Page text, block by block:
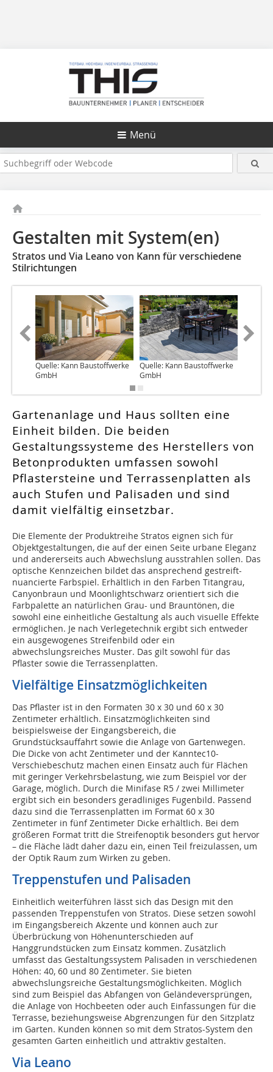
Menü
Gestalten mit System(en)
Stratos und Via Leano von Kann für verschiedene
Stilrichtungen
Quelle: Kann Baustoffwerke
GmbH
Quelle: Kann Baustoffwerke
GmbH
Gartenanlage und Haus sollten eine
Einheit bilden. Die beiden
Gestaltungssysteme des Herstellers von
Betonprodukten umfassen sowohl
Pflastersteine und Terrassenplatten als
auch Stufen und Palisaden und sind
damit vielfältig einsetzbar.
Die Elemente der Produktreihe Stratos eignen sich für
Objektgestaltungen, die auf der einen Seite urbane Eleganz
und andererseits auch Abwechslung ausstrahlen sollen. Das
optische Kennzeichen bildet das ansprechend gestreift-
nuancierte Farbspiel. Erhältlich in den Farben Titangrau,
Canyonbraun und Moonlightschwarz orientiert sich die
Farbpalette an natürlichen Grau- und Brauntönen, die
sowohl eine einheitliche Gestaltung als auch visuelle Effekte
ermöglichen. Je nach Verlegetechnik ergibt sich entweder
ein ausgewogenes Streifenbild oder ein
abwechslungsreiches Muster. Das gilt sowohl für das
Pflaster sowie die Terrassenplatten.
Vielfältige Einsatzmöglichkeiten
Das Pflaster ist in den Formaten 30 x 30 und 60 x 30
Zentimeter erhältlich. Einsatzmöglichkeiten sind
beispielsweise der Eingangsbereich, die
Grundstücksauffahrt sowie die Anlage von Gartenwegen.
Die Dicke von acht Zentimeter und der Kanntec10-
Verschiebeschutz machen einen Einsatz auch für Flächen
mit geringer Verkehrsbelastung, wie zum Beispiel vor der
Garage, möglich. Durch die Minifase R5 / zwei Millimeter
ergibt sich ein besonders geradliniges Fugenbild. Passend
dazu sind die Terrassenplatten im Format 60 x 30
Zentimeter in fünf Zentimeter Dicke erhältlich. Bei dem
größeren Format tritt die Streifenoptik besonders gut hervor
– die Fläche lädt daher dazu ein, einen Teil freizulassen, um
der Optik Raum zum Wirken zu geben.
Treppenstufen und Palisaden
Einheitlich weiterführen lässt sich das Design mit den
passenden Treppenstufen von Stratos. Diese setzen sowohl
im Eingangsbereich Akzente und können auch zur
Überbrückung von Höhenunterschieden auf
Hanggrundstücken zum Einsatz kommen. Zusätzlich
umfasst das Gestaltungssystem Palisaden in verschiedenen
Höhen: 40, 60 und 80 Zentimeter. Sie bieten
abwechslungsreiche Gestaltungsmöglichkeiten. Möglich
sind zum Beispiel das Abfangen von Geländeversprüngen,
die Anlage von Hochbeeten oder auch Einfassungen für die
Terrasse, beziehungsweise Abgrenzungen für den Sitzplatz
im Garten. Kunden können so mit dem Stratos-System den
gesamten Garten einheitlich und attraktiv gestalten.
Via Leano